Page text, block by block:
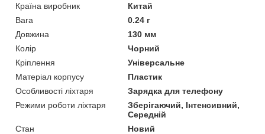
Країна виробник
Китай
Вага
0.24 г
Довжина
130 мм
Колір
Чорний
Кріплення
Універсальне
Матеріал корпусу
Пластик
Особливості ліхтаря
Зарядка для телефону
Режими роботи ліхтаря
Зберігаючий, Інтенсивний,
Середній
Стан
Новий